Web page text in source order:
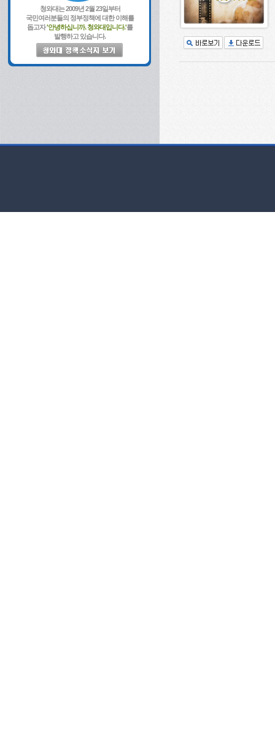
청와대는 2009년 2월 23일부터
국민여러분들의 정부정책에 대한 이해를
돕고자'안녕하십니까. 청와대입니다.'를
발행하고 있습니다.